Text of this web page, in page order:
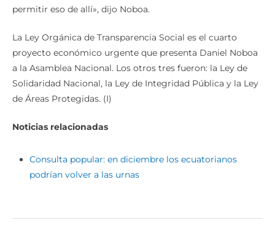
permitir eso de allí», dijo Noboa.
La Ley Orgánica de Transparencia Social es el cuarto
proyecto económico urgente que presenta Daniel Noboa
a la Asamblea Nacional. Los otros tres fueron: la Ley de
Solidaridad Nacional, la Ley de Integridad Pública y la Ley
de Áreas Protegidas. (I)
Noticias relacionadas
Consulta popular: en diciembre los ecuatorianos
podrían volver a las urnas